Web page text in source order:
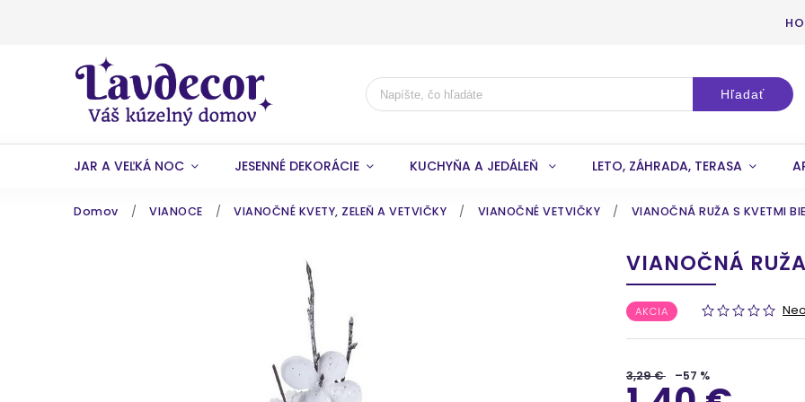
Hľadať
JAR A VEĽKÁ NOC JESENNÉ DEKORÁCIE KUCHYŇA A JEDÁLEŇ LETO, ZÁHRADA, TERASA
Domov / VIANOCE / VIANOČNÉ KVETY, ZELEŇ A VETVIČKY / VIANOČNÉ VETVIČKY / VIANOČNÁ RUŽA S KVETMI
VIANOČNÁ
AKCIA
3,29 € –57 %